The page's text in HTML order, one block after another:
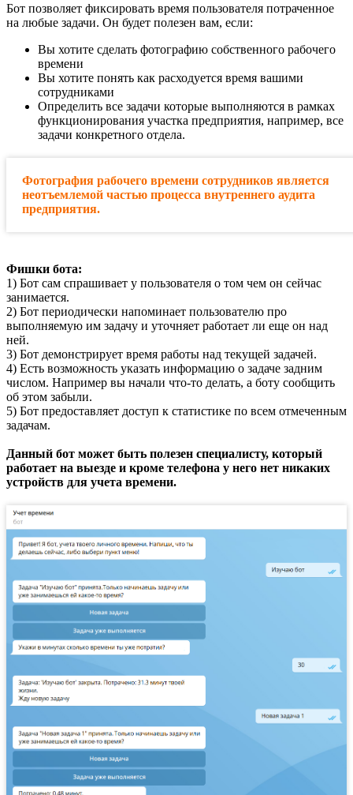
Бот позволяет фиксировать время пользователя потраченное
на любые задачи. Он будет полезен вам, если:
Вы хотите сделать фотографию собственного рабочего
времени
Вы хотите понять как расходуется время вашими
сотрудниками
Определить все задачи которые выполняются в рамках
функционирования участка предприятия, например, все
задачи конкретного отдела.
Фотография рабочего времени сотрудников является
неотъемлемой частью процесса внутреннего аудита
предприятия.
Фишки бота:
1) Бот сам спрашивает у пользователя о том чем он сейчас
занимается.
2) Бот периодически напоминает пользователю про
выполняемую им задачу и уточняет работает ли еще он над
ней.
3) Бот демонстрирует время работы над текущей задачей.
4) Есть возможность указать информацию о задаче задним
числом. Например вы начали что-то делать, а боту сообщить
об этом забыли.
5) Бот предоставляет доступ к статистике по всем отмеченным
задачам.
Данный бот может быть полезен специалисту, который
работает на выезде и кроме телефона у него нет никаких
устройств для учета времени.